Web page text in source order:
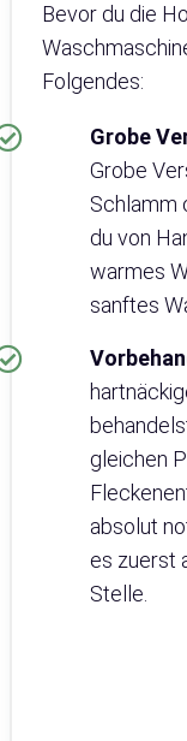
Bevor du die
Folgendes:
Grobe
Grobe
Schlamm
du von
warmes
sanftes
gleichen
absolut
es zuerst
Stelle.